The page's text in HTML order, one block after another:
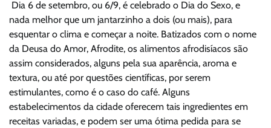
Dia 6 de setembro, ou 6/9, é celebrado o Dia do Sexo, e
nada melhor que um jantarzinho a dois (ou mais), para
esquentar o clima e começar a noite. Batizados com o nome
da Deusa do Amor, Afrodite, os alimentos afrodisíacos são
assim considerados, alguns pela sua aparência, aroma e
textura, ou até por questões científicas, por serem
estimulantes, como é o caso do café. Alguns
estabelecimentos da cidade oferecem tais ingredientes em
receitas variadas, e podem ser uma ótima pedida para se